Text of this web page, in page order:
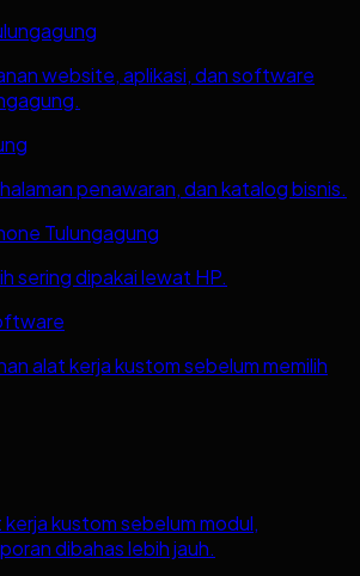
website, aplikasi, dan software
penawaran, dan katalog bisnis.
Tulungagung
sering dipakai lewat HP.
alat kerja kustom sebelum memilih
kustom sebelum modul,
dibahas lebih jauh.